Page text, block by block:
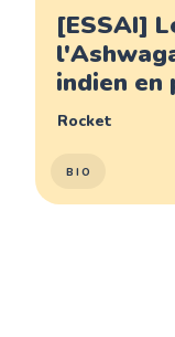
[ESSAI]
indien en
Rocket
BIO